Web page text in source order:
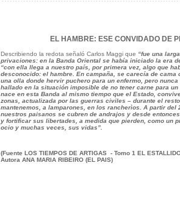
EL HAMBRE: ESE CONVIDADO DE
Describiendo la redota señaló Carlos Maggi que “fue una
privaciones: en la Banda Oriental se había iniciado la era
“con ella llega a nuestro país, por primera vez, algo que
desconocido: el hambre. En campaña, se carecía de cama
una olla donde hervir puchero para un enfermo, pero
hallado en la situación imposible de no tener carne para
nace en esta Banda al mismo tiempo que el Estado,
zonas, actualizada por las guerras civiles – durante el
mantenemos, a lamparones, en los rancherìos. A partir del
nuestros paisanos se cubren de andrajos y desde
y fortificar sus libertades, a medida que pierden, como un
ocio y muchas veces, sus vidas”.
(Fuente LOS TIEMPOS DE ARTIGAS - Tomo 1 EL
Autora ANA MARIA RIBEIRO (EL PAIS)